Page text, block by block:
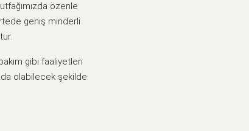
özenle
geniş minderli
gibi faaliyetleri
olabilecek şekilde